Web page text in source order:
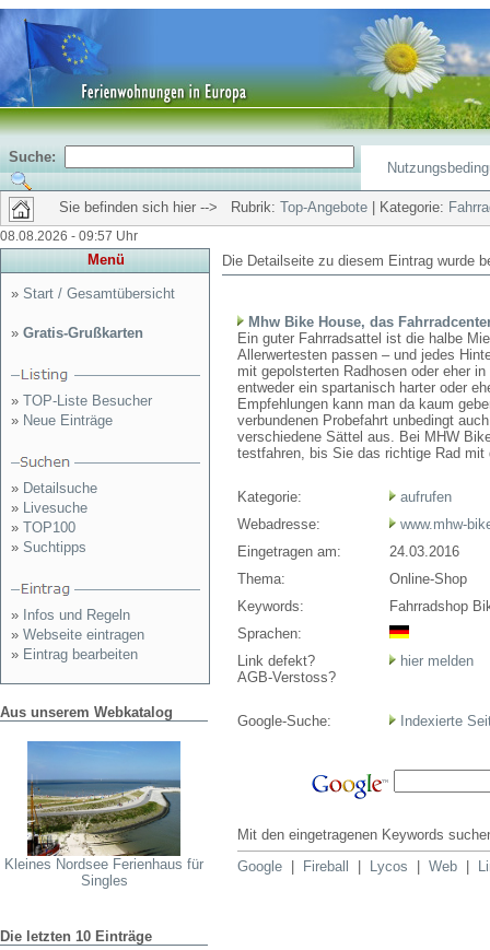
Suche:
Sie befinden sich hier --> Rubrik: Top-Angebote | Kategorie:
08.08.2026 - 09:57 Uhr
Menü
» Start / Gesamtübersicht
» Gratis-Grußkarten
» TOP-Liste Besucher
» Neue Einträge
» Detailsuche
» Livesuche
» TOP100
» Suchtipps
» Infos und Regeln
» Webseite eintragen
» Eintrag bearbeiten
Aus unserem Webkatalog
Kleines Nordsee Ferienhaus für
Singles
Die letzten 10 Einträge
Die Detailseite zu diesem Eintrag wurde
Mhw Bike House, das
Ein guter Fahrradsattel ist die halbe
Allerwertesten passen – und jedes
mit gepolsterten Radhosen oder eher
entweder ein spartanisch harter oder
Empfehlungen kann man da kaum
verbundenen Probefahrt unbedingt
verschiedene Sättel aus. Bei MHW
testfahren, bis Sie das richtige Rad
Kategorie:
aufrufen
Webadresse:
www.mhw-
Eingetragen am:
24.03.2016
Thema:
Online-Shop
Keywords:
Fahrradshop
Sprachen:
Link defekt?
AGB-Verstoss?
hier melden
Google-Suche: Indexierte
Mit den eingetragenen Keywords
Google
Fireball Lycos Web